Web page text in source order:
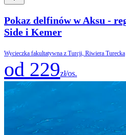
Pokaz delfinów w Aksu -
Side i Kemer
Wycieczka fakultatywna z Turcji, Riwiera Turecka
od 229zł/os.